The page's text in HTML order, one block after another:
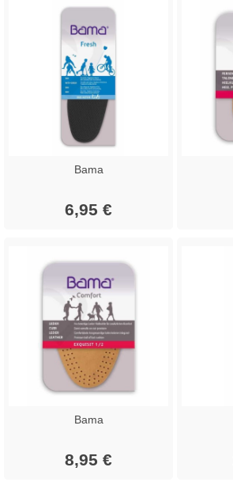
Bama
6,95 €
Bama
8,95 €